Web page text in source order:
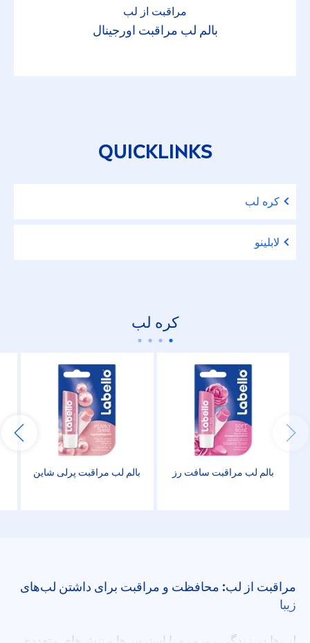
مراقبت از لب
بالم لب مراقبت اورجینال
QUICKLINKS
کره لب
لابلینو
کره لب
بالم لب مراقبت سافت رز بالم لب مراقبت پرلی شاین
مراقبت از لب: محافظت و مراقبت برای داشتن لب‌های
زیبا